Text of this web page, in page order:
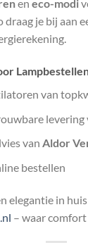
en eco-modi
je bij aan
van
van Aldor
bestellen
elegantie in
– waar comfort